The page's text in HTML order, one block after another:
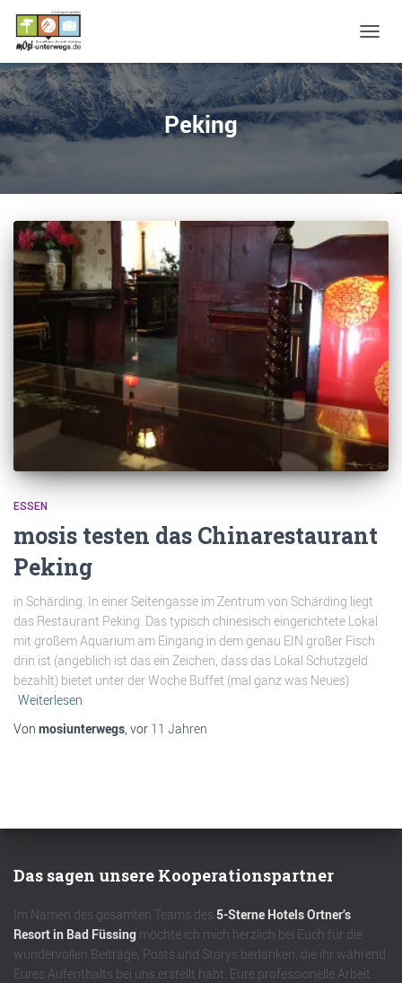
Peking
ESSEN
mosis testen das Chinarestaurant
Peking
in Schärding. In einer Seitengasse im Zentrum von Schärding liegt
das Restaurant Peking. Das typisch chinesisch eingerichtete Lokal
mit großem Aquarium am Eingang in dem genau EIN großer Fisch
drin ist (angeblich ist das ein Zeichen, dass das Lokal Schutzgeld
bezahlt) bietet unter der Woche Buffet (mal ganz was Neues)
Weiterlesen
Von mosiunterwegs , vor 11 Jahren
Das sagen unsere Kooperationspartner
Im Namen des gesamten Teams des 5-Sterne Hotels Ortner’s
Resort in Bad Füssing möchte ich mich herzlich bei Euch für die
wundervollen Beiträge, Posts und Storys bedanken, die ihr während
Eures Aufenthalts bei uns erstellt habt. Eure professionelle Arbeit